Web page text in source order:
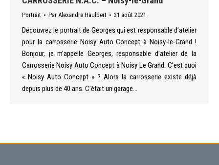
Portrait Par Alexandre Haulbert 31 août 2021
Découvrez le portrait de Georges qui est responsable d’atelier
pour la carrosserie Noisy Auto Concept à Noisy-le-Grand !
Bonjour, je m’appelle Georges, responsable d’atelier de la
Carrosserie Noisy Auto Concept à Noisy Le Grand. C’est quoi
« Noisy Auto Concept » ? Alors la carrosserie existe déjà
depuis plus de 40 ans. C’était un garage…